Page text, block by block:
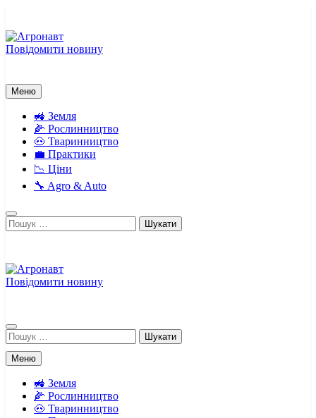
вмісту
Повідомити новину
Меню
🚜 Земля
🌽 Рослинництво
🐽 Тваринництво
💼 Практики
📉 Ціни
🔧 Agro & Auto
Пошук:
Повідомити новину
Пошук:
Меню
🚜 Земля
🌽 Рослинництво
🐽 Тваринництво